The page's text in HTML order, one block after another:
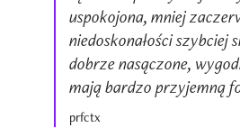
uspokojona, mniej
niedoskonałości szybciej
dobrze nasączone,
mają bardzo przyjemną
prfctx